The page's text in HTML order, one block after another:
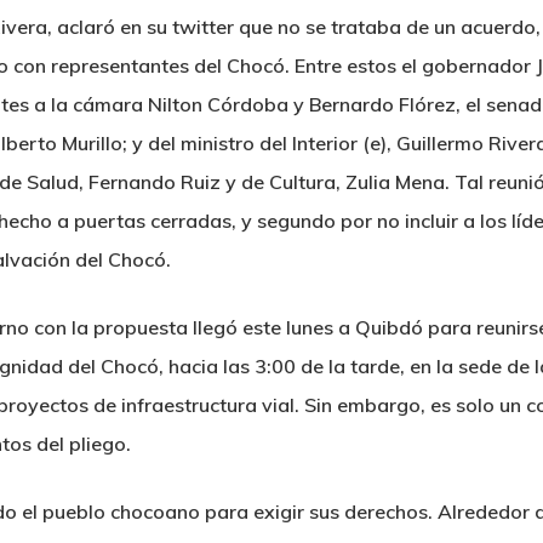
aclaró en su twitter que no se trataba de un
con representantes del Chocó. Entre estos el gobernador
a la cámara Nilton Córdoba y Bernardo Flórez, el
Murillo; y del ministro del Interior (e), Guillermo
Salud, Fernando Ruiz y de Cultura, Zulia Mena. Tal
a puertas cerradas, y segundo por no incluir a los
del Chocó.
con la propuesta llegó este lunes a Quibdó para
del Chocó, hacia las 3:00 de la tarde, en la sede de
de infraestructura vial. Sin embargo, es solo un
del pliego.
el pueblo chocoano para exigir sus derechos. Alrededor